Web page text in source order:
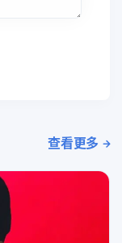
查看更多